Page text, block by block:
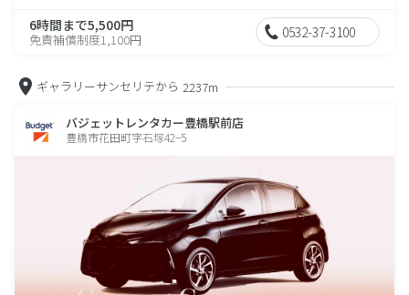
6時間まで5,500円
免責補償制度1,100円 0532-37-3100
ギャラリーサンセリテから 2237m
バジェットレンタカー豊橋駅前店
豊橋市花田町字石塚42−5